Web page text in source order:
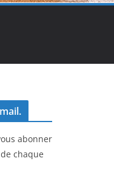
abonner
chaque